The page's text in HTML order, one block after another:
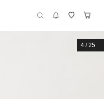
4 /25